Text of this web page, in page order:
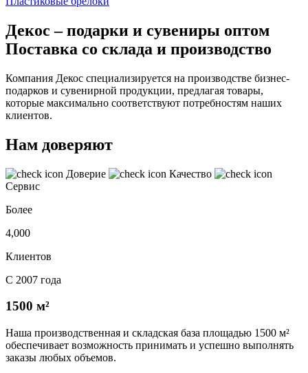
Декос – подарки и сувениры оптом
Поставка со склада и производство
Компания Декос специализируется на производстве бизнес-
подарков и сувенирной продукции, предлагая товары,
которые максимально соответствуют потребностям наших
клиентов.
Нам доверяют
Доверие
Качество
Сервис
Более
4,000
Клиентов
С 2007 года
1500 м²
Наша производственная и складская база площадью 1500 м²
обеспечивает возможность принимать и успешно выполнять
заказы любых объемов.